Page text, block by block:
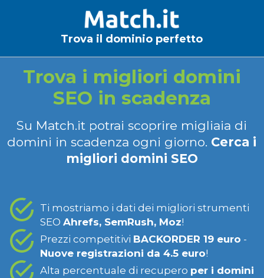
Trova il dominio perfetto
Trova i migliori domini
SEO in scadenza
Su Match.it potrai scoprire migliaia di
domini in scadenza ogni giorno. Cerca i
migliori domini SEO
Ti mostriamo i dati dei migliori strumenti
SEO Ahrefs, SemRush, Moz!
Prezzi competitivi BACKORDER 19 euro -
Nuove registrazioni da 4.5 euro!
Alta percentuale di recupero per i domini